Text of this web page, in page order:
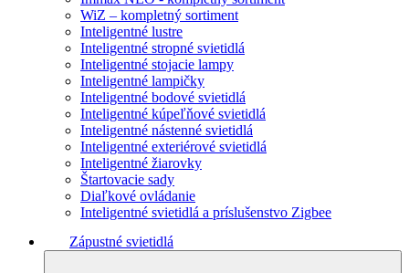
WiZ – kompletný sortiment
Inteligentné lustre
Inteligentné stropné svietidlá
Inteligentné stojacie lampy
Inteligentné lampičky
Inteligentné bodové svietidlá
Inteligentné kúpeľňové svietidlá
Inteligentné nástenné svietidlá
Inteligentné exteriérové svietidlá
Inteligentné žiarovky
Štartovacie sady
Diaľkové ovládanie
Inteligentné svietidlá a príslušenstvo Zigbee
Zápustné svietidlá